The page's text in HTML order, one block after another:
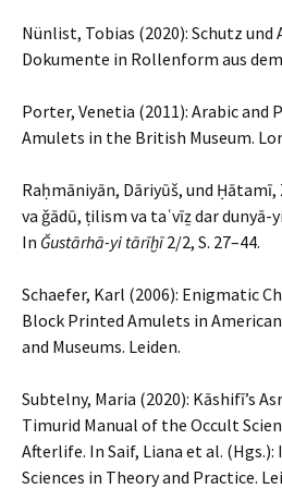
Nünlist, Tobias (2020): Schutz und
Dokumente in Rollenform aus dem
Porter, Venetia (2011): Arabic and
Amulets in the British Museum.
Raḥmāniyān, Dāriyūš, und Ḥātamī,
va ǧādū, ṭilism va taʿvīẕ dar dunyā-
In Ǧustārhā-yi tārīḫī2/2, S. 27–44.
Schaefer, Karl (2006): Enigmatic
Block Printed Amulets in
and Museums. Leiden.
Subtelny, Maria (2020): Kāshifī’s
Timurid Manual of the Occult
Afterlife. In Saif, Liana et al.
Sciences in Theory and Practice.